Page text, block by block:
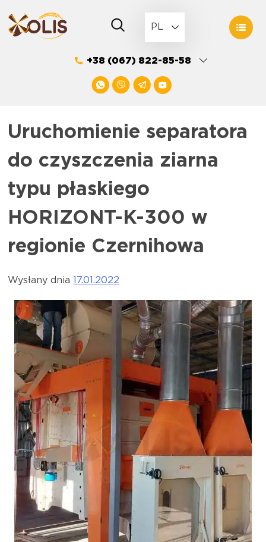
to
content
PL
+38 (067) 822-85-58
Uruchomienie separatora
do czyszczenia ziarna
typu płaskiego
HORIZONT-K-300 w
regionie Czernihowa
Wysłany dnia 17.01.2022